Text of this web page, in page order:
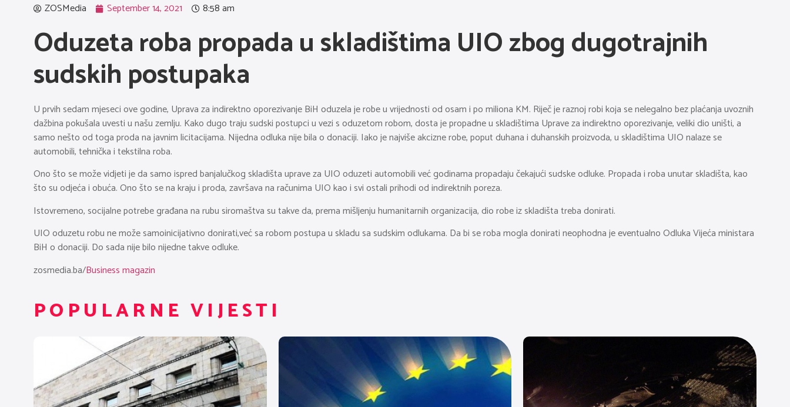
ZOSMedia September 14, 2021 8:58 am
Oduzeta roba propada u skladištima UIO zbog dugotrajnih
sudskih postupaka
U prvih sedam mjeseci ove godine, Uprava za indirektno oporezivanje BiH oduzela je robe u vrijednosti od osam i po miliona KM. Riječ je raznoj robi koja se nelegalno bez plaćanja uvoznih
dažbina pokušala uvesti u našu zemlju. Kako dugo traju sudski postupci u vezi s oduzetom robom, dosta je propadne u skladištima Uprave za indirektno oporezivanje, veliki dio uništi, a
samo nešto od toga proda na javnim licitacijama. Nijedna odluka nije bila o donaciji. Iako je najviše akcizne robe, poput duhana i duhanskih proizvoda, u skladištima UIO nalaze se
automobili, tehnička i tekstilna roba.
Ono što se može vidjeti je da samo ispred banjalučkog skladišta uprave za UIO oduzeti automobili već godinama propadaju čekajući sudske odluke. Propada i roba unutar skladišta, kao
što su odjeća i obuća. Ono što se na kraju i proda, završava na računima UIO kao i svi ostali prihodi od indirektnih poreza.
Istovremeno, socijalne potrebe građana na rubu siromaštva su takve da, prema mišljenju humanitarnih organizacija, dio robe iz skladišta treba donirati.
UIO oduzetu robu ne može samoinicijativno donirati,već sa robom postupa u skladu sa sudskim odlukama. Da bi se roba mogla donirati neophodna je eventualno Odluka Vijeća ministara
BiH o donaciji. Do sada nije bilo nijedne takve odluke.
zosmedia.ba/Business magazin
POPULARNE VIJESTI